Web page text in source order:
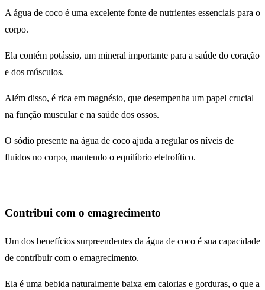
A água de coco é uma excelente fonte de nutrientes essenciais para o
corpo.
Ela contém potássio, um mineral importante para a saúde do coração
e dos músculos.
Além disso, é rica em magnésio, que desempenha um papel crucial
na função muscular e na saúde dos ossos.
O sódio presente na água de coco ajuda a regular os níveis de
fluidos no corpo, mantendo o equilíbrio eletrolítico.
Contribui com o emagrecimento
Um dos benefícios surpreendentes da água de coco é sua capacidade
de contribuir com o emagrecimento.
Ela é uma bebida naturalmente baixa em calorias e gorduras, o que a